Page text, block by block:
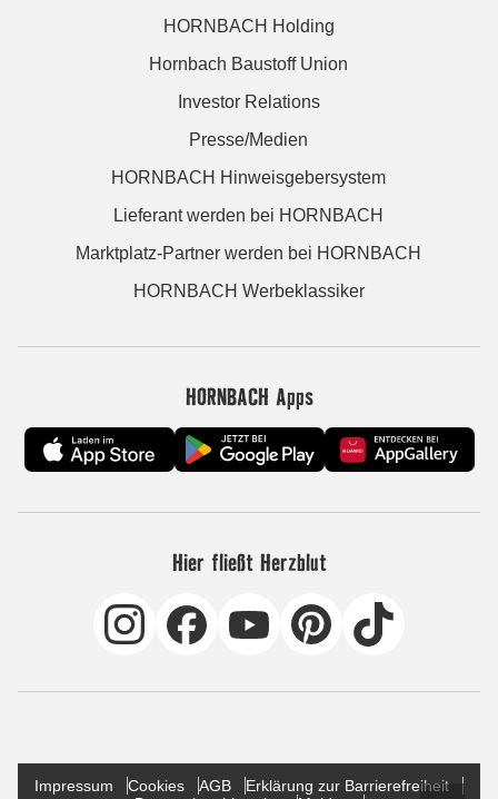
HORNBACH Holding
Hornbach Baustoff Union
Investor Relations
Presse/Medien
HORNBACH Hinweisgebersystem
Lieferant werden bei HORNBACH
Marktplatz-Partner werden bei HORNBACH
HORNBACH Werbeklassiker
HORNBACH Apps
Hier fließt Herzblut
Impressum Cookies AGB
Erklärung zur Barrierefreiheit